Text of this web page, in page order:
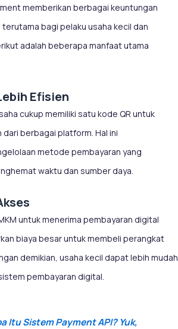
memberikan berbagai keuntungan
bagi pelaku usaha kecil dan
adalah beberapa manfaat utama
Efisien
cukup memiliki satu kode QR untuk
berbagai platform. Hal ini
metode pembayaran yang
waktu dan sumber daya.
untuk menerima pembayaran digital
biaya besar untuk membeli perangkat
demikian, usaha kecil dapat lebih mudah
pembayaran digital.
Itu Sistem Payment API? Yuk,